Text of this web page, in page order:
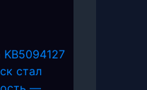
стал